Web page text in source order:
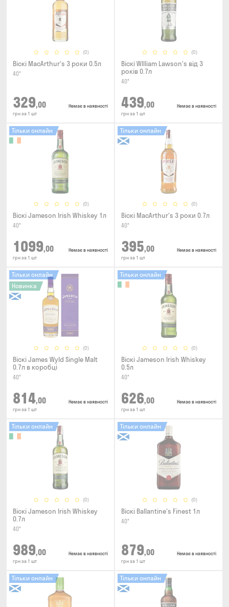
(0)
Віскі MacArthur's 3 роки 0.5л
40°
329,00
грн за 1 шт
Немає в наявності
(0)
Віскі WIlliam Lawson's від 3
років 0.7л
40°
439,00
грн за 1 шт
Немає в наявності
(0)
Тільки онлайн
Віскі Jameson Irish Whiskey 1л
40°
1099,00
грн за 1 шт
Немає в наявності
(0)
Тільки онлайн
Віскі MacArthur's 3 роки 0.7л
40°
395,00
грн за 1 шт
Немає в наявності
(0)
Тільки онлайн
Новинка
Віскі James Wyld Single Malt
0.7л в коробці
40°
814,00
грн за 1 шт
Немає в наявності
(0)
Тільки онлайн
Віскі Jameson Irish Whiskey
0.5л
40°
626,00
грн за 1 шт
Немає в наявності
(0)
Тільки онлайн
Віскі Jameson Irish Whiskey
0.7л
40°
989,00
грн за 1 шт
Немає в наявності
(0)
Тільки онлайн
Віскі Ballantine's Finest 1л
40°
879,00
грн за 1 шт
Немає в наявності
Тільки онлайн Тільки онлайн